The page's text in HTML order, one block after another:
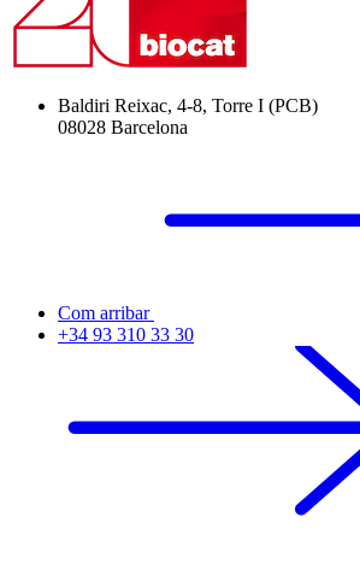
Baldiri Reixac, 4-8, Torre I (PCB)
08028 Barcelona
Com arribar
+34 93 310 33 30